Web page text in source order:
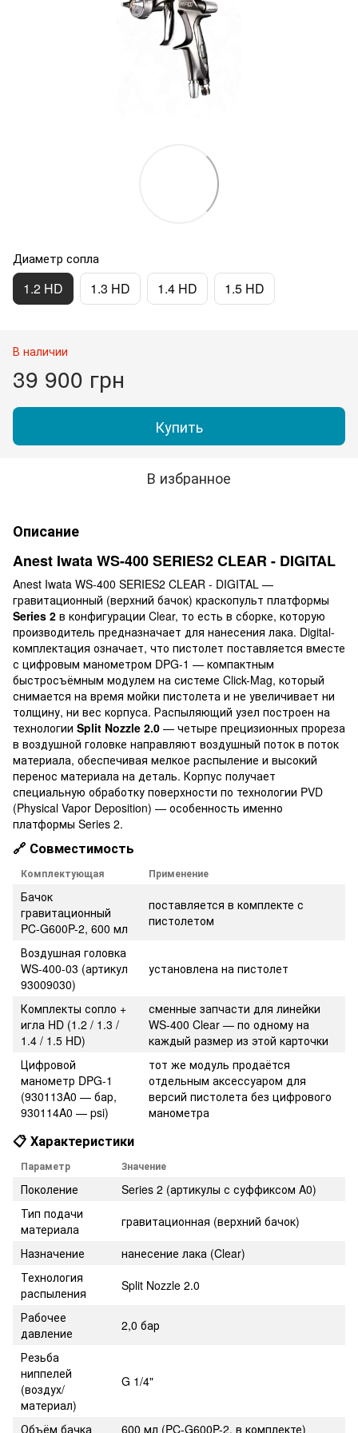
Диаметр сопла
1.2 HD 1.3 HD 1.4 HD 1.5 HD
В наличии
39 900 грн
Купить
В избранное
Описание
Anest Iwata WS-400 SERIES2 CLEAR - DIGITAL
Anest Iwata WS-400 SERIES2 CLEAR - DIGITAL —
гравитационный (верхний бачок) краскопульт платформы
Series 2 в конфигурации Clear, то есть в сборке, которую
производитель предназначает для нанесения лака. Digital-
комплектация означает, что пистолет поставляется вместе
с цифровым манометром DPG-1 — компактным
быстросъёмным модулем на системе Click-Mag, который
снимается на время мойки пистолета и не увеличивает ни
толщину, ни вес корпуса. Распыляющий узел построен на
технологии Split Nozzle 2.0 — четыре прецизионных прореза
в воздушной головке направляют воздушный поток в поток
материала, обеспечивая мелкое распыление и высокий
перенос материала на деталь. Корпус получает
специальную обработку поверхности по технологии PVD
(Physical Vapor Deposition) — особенность именно
платформы Series 2.
🔗 Совместимость
Комплектующая Применение
Бачок
гравитационный
PC-G600P-2, 600 мл
поставляется в комплекте с
пистолетом
Воздушная головка
WS-400-03 (артикул
93009030)
установлена на пистолет
Комплекты сопло +
игла HD (1.2 / 1.3 /
1.4 / 1.5 HD)
сменные запчасти для линейки
WS-400 Clear — по одному на
каждый размер из этой карточки
Цифровой
манометр DPG-1
(930113A0 — бар,
930114A0 — psi)
тот же модуль продаётся
отдельным аксессуаром для
версий пистолета без цифрового
манометра
📋 Характеристики
Параметр Значение
Поколение
Series 2 (артикулы с суффиксом A0)
Тип подачи
материала
гравитационная (верхний бачок)
Назначение
нанесение лака (Clear)
Технология
распыления
Split Nozzle 2.0
Рабочее
давление
2,0 бар
Резьба
ниппелей
(воздух/
материал)
G 1/4"
Объём бачка 600 мл (PC-G600P-2, в комплекте)